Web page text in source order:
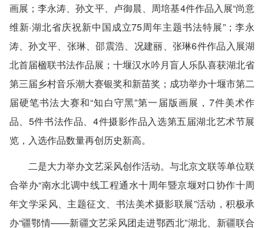
画展；李永涛、孙文平、卢御晨、周培基4件作品入展“尚意
维新·湖北省庆祝新中国成立75周年主题书法特展”；李永
涛、孙文平、张琳、邵震浩、况建丽、张琳6件作品入展湖
北首届楹联书法作品展；十堰汉水吟月盲人乐队喜获湖北省
第三届乡村音乐潮大赛银奖和新苗奖；成功举办十堰市第二
届硬笔书法大赛和“知白守黑”第一届版画展，7件美术作
品、5件书法作品、4件摄影作品入选第五届湖北艺术节展
览，入选作品数量再创历史新高。
二是大力举办文艺采风创作活动。与北京文联等单位联
合举办“南水北调中线工程通水十周年暨京堰对口协作十周
年文学采风、主题征文、书法美术摄影联展”活动，积极承
办“疆鄂情——新疆文艺采风团走进鄂西北”湖北、新疆联合